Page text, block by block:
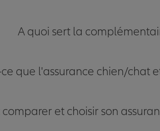
A quoi sert la
que l'assurance chien/chat
et choisir son